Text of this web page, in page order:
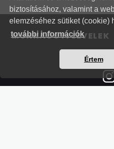
biztosításához, valamint a
elemzéséhez sütiket (cookie)
további információk
Értem
MUNKAÜGYI LEVELEK